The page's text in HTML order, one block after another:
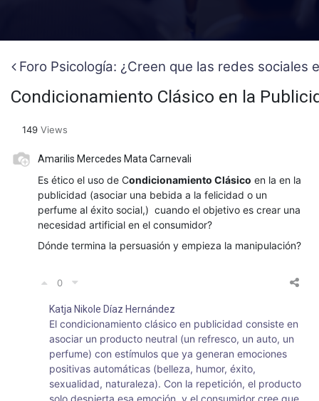
Foro Psicología: ¿Creen que las redes
Condicionamiento Clásico en la
149 Views
Amarilis Mercedes Mata Carnevali
Es ético el uso de Condicionamiento Clásico en la en la
publicidad (asociar una bebida a la felicidad o un
perfume al éxito social,) cuando el objetivo es crear una
necesidad artificial en el consumidor?
Dónde termina la persuasión y empieza la manipulación?
0
Katja Nikole Díaz Hernández
El condicionamiento clásico en publicidad consiste en
asociar un producto neutral (un refresco, un auto, un
perfume) con estímulos que ya generan emociones
positivas automáticas (belleza, humor, éxito,
sexualidad, naturaleza). Con la repetición, el producto
solo despierta esa emoción, y el consumidor cree que